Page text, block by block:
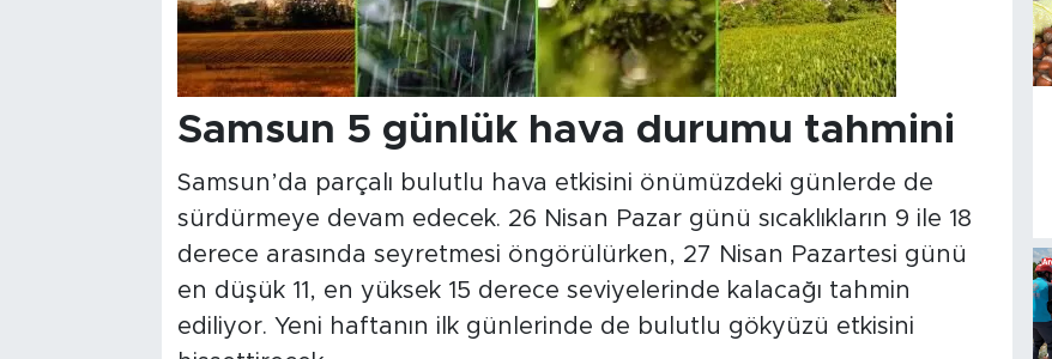
Samsun 5 günlük hava durumu tahmini
Samsun’da parçalı bulutlu hava etkisini önümüzdeki günlerde de
sürdürmeye devam edecek. 26 Nisan Pazar günü sıcaklıkların 9 ile 18
derece arasında seyretmesi öngörülürken, 27 Nisan Pazartesi günü
en düşük 11, en yüksek 15 derece seviyelerinde kalacağı tahmin
ediliyor. Yeni haftanın ilk günlerinde de bulutlu gökyüzü etkisini